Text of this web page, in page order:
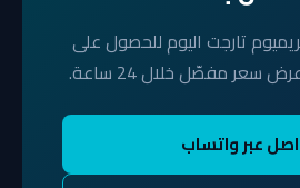
تارجت اليوم للحصول على
سعر مفصّل خلال 24 ساعة.
عبر واتساب